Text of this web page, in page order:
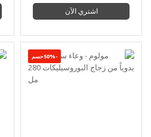
اشتري الآن
-50%حسم